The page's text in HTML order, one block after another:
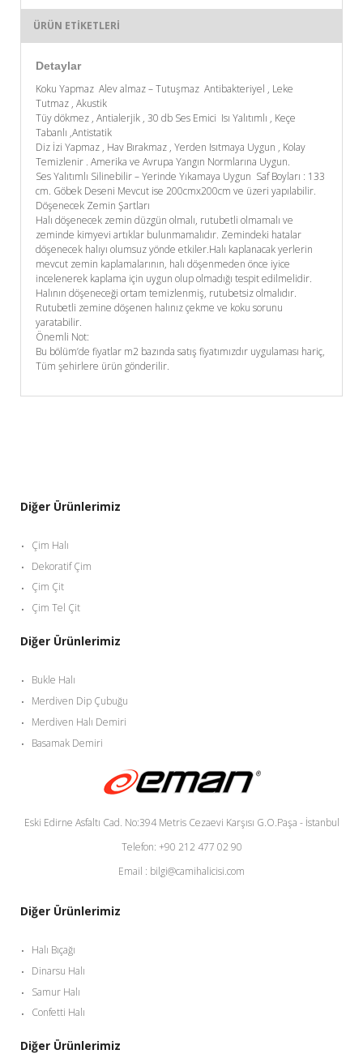
ÜRÜN ETIKETLERI
Detaylar
Koku Yapmaz Alev almaz – Tutuşmaz Antibakteriyel , Leke
Tutmaz , Akustik
Tüy dökmez , Antialerjik , 30 db Ses Emici Isı Yalıtımlı , Keçe
Tabanlı ,Antistatik
Diz İzi Yapmaz , Hav Bırakmaz , Yerden Isıtmaya Uygun , Kolay
Temizlenir . Amerika ve Avrupa Yangın Normlarına Uygun.
Ses Yalıtımlı Silinebilir – Yerinde Yıkamaya Uygun Saf Boyları : 133
cm. Göbek Deseni Mevcut ise 200cmx200cm ve üzeri yapılabilir.
Döşenecek Zemin Şartları
Halı döşenecek zemin düzgün olmalı, rutubetli olmamalı ve
zeminde kimyevi artıklar bulunmamalıdır. Zemindeki hatalar
döşenecek halıyı olumsuz yönde etkiler.Halı kaplanacak yerlerin
mevcut zemin kaplamalarının, halı döşenmeden önce iyice
incelenerek kaplama için uygun olup olmadığı tespit edilmelidir.
Halının döşeneceği ortam temizlenmiş, rutubetsiz olmalıdır.
Rutubetli zemine döşenen halınız çekme ve koku sorunu
yaratabilir.
Önemli Not:
Bu bölüm’de fiyatlar m2 bazında satış fiyatımızdır uygulaması hariç,
Tüm şehirlere ürün gönderilir.
Diğer Ürünlerimiz
Çim Halı
Dekoratif Çim
Çim Çit
Çim Tel Çit
Diğer Ürünlerimiz
Bukle Halı
Merdiven Dip Çubuğu
Merdiven Halı Demiri
Basamak Demiri
Eski Edirne Asfaltı Cad. No:394 Metris Cezaevi Karşısı G.O.Paşa - İstanbul
Telefon: +90 212 477 02 90
Email : bilgi@camihalicisi.com
Diğer Ürünlerimiz
Halı Bıçağı
Dinarsu Halı
Samur Halı
Confetti Halı
Diğer Ürünlerimiz